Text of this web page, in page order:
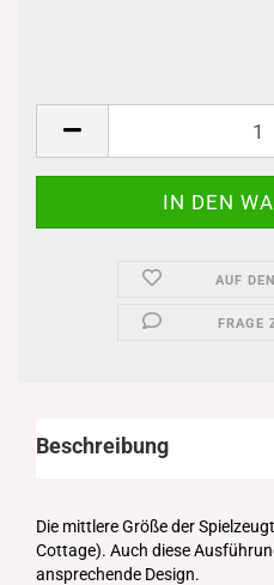
AUF
FRAGE
Beschreibung
Die mittlere Größe der
Cottage). Auch diese
ansprechende Design.